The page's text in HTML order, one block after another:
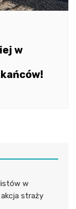
w
w
straży